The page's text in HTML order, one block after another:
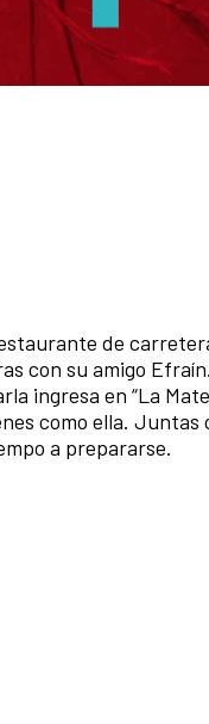
de
con su amigo
ingresa en “La
como ella. Juntas
a prepararse.